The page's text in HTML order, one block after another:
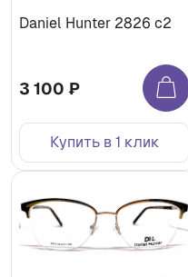
Daniel Hunter 2826 с2
3 100 ₽
Купить в 1 клик